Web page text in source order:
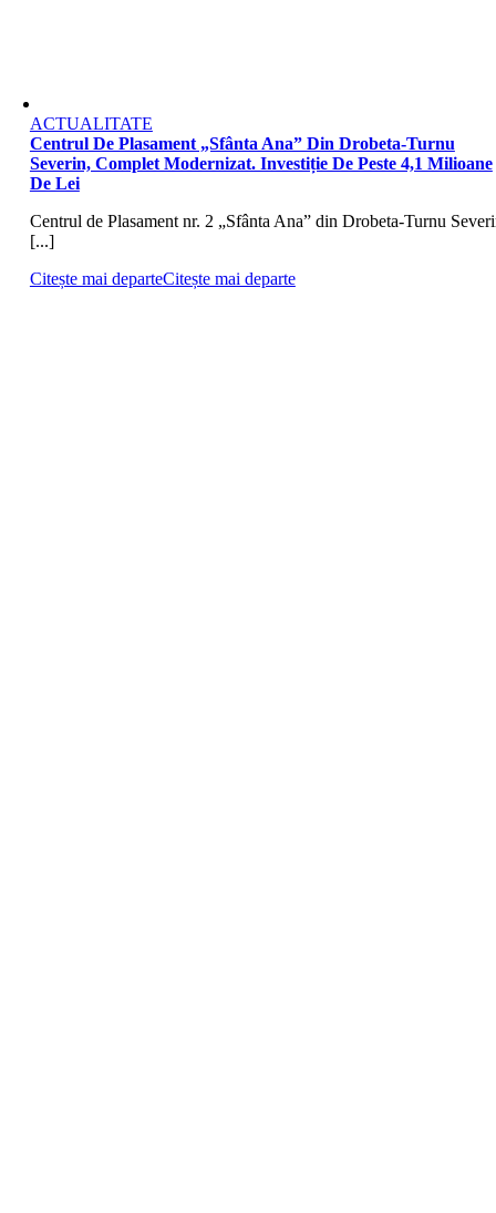
ACTUALITATE
Centrul De Plasament „Sfânta Ana” Din Drobeta-Turnu
Severin, Complet Modernizat. Investiție De Peste 4,1 Milioane
De Lei
Centrul de Plasament nr. 2 „Sfânta Ana” din Drobeta-Turnu
[...]
Citește mai departeCitește mai departe